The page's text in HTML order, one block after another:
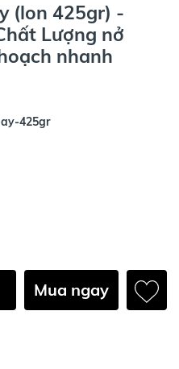
(lon 425gr) -
Lượng nở
nhanh
425gr
Mua ngay